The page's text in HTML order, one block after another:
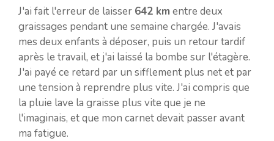
J'ai fait l'erreur de laisser 642 km entre deux
graissages pendant une semaine chargée. J'avais
mes deux enfants à déposer, puis un retour tardif
après le travail, et j'ai laissé la bombe sur l'étagère.
J'ai payé ce retard par un sifflement plus net et par
une tension à reprendre plus vite. J'ai compris que
la pluie lave la graisse plus vite que je ne
l'imaginais, et que mon carnet devait passer avant
ma fatigue.